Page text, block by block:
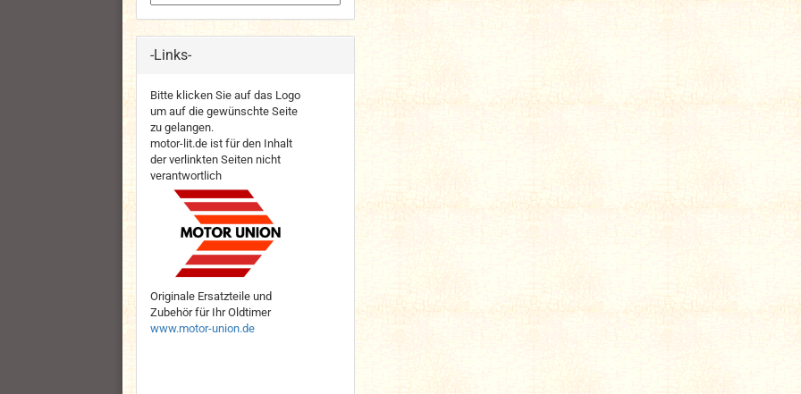
-Links-
Bitte klicken Sie auf das Logo
um auf die gewünschte Seite
zu gelangen.
motor-lit.de ist für den Inhalt
der verlinkten Seiten nicht
verantwortlich
Originale Ersatzteile und
Zubehör für Ihr Oldtimer
www.motor-union.de